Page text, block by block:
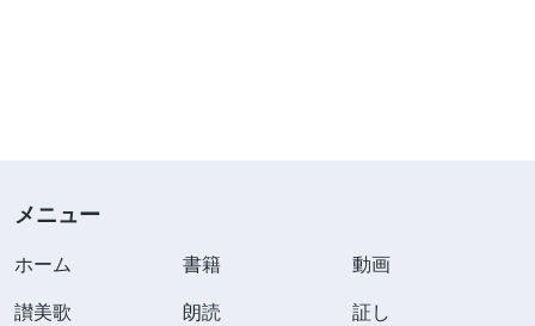
メニュー
ホーム 書籍
動画
讃美歌
朗読
証し